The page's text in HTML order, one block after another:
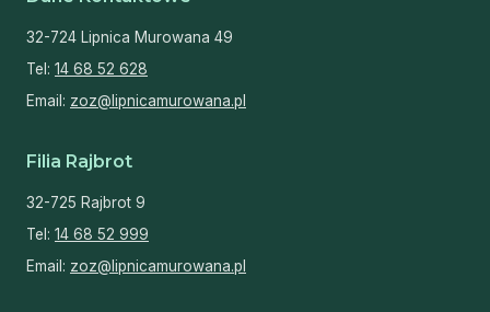
32-724 Lipnica Murowana 49
Tel: 14 68 52 628
Email: zoz@lipnicamurowana.pl
Filia Rajbrot
32-725 Rajbrot 9
Tel: 14 68 52 999
Email: zoz@lipnicamurowana.pl